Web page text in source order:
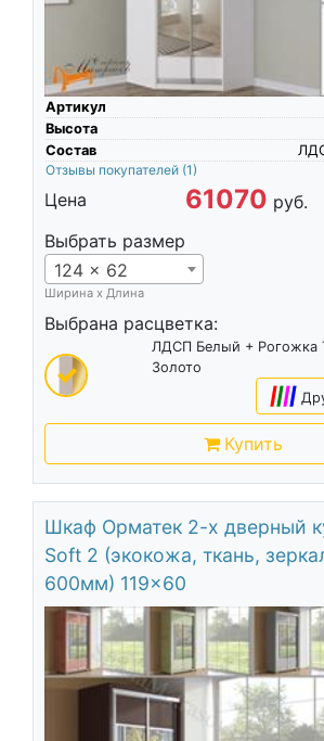
Артикул
Высота
Состав
Отзывы покупателей (1)
Цена 61070 руб.
Выбрать размер
124 x 62
Ширина х Длина
Выбрана расцветка:
ЛДСП Белый + Рогожка
Золото
||||
Купить
Шкаф Орматек 2-х дверный
Soft 2 (экокожа, ткань,
600мм) 119x60